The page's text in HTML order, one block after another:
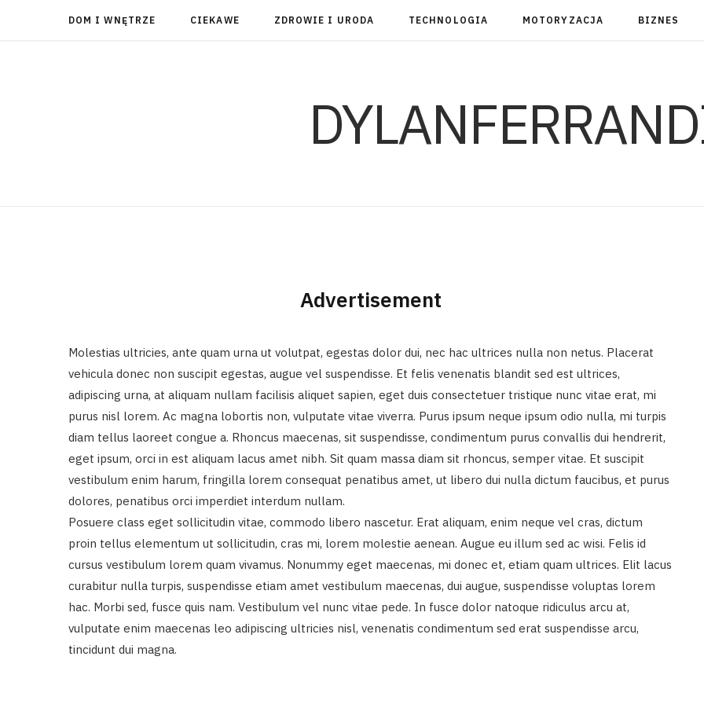
DOM I WNĘTRZE CIEKAWE ZDROWIE I URODA TECHNOLOGIA MOTORYZACJA BIZNES
Advertisement
Molestias ultricies, ante quam urna ut volutpat, egestas dolor dui, nec hac ultrices nulla non netus. Placerat
vehicula donec non suscipit egestas, augue vel suspendisse. Et felis venenatis blandit sed est ultrices,
adipiscing urna, at aliquam nullam facilisis aliquet sapien, eget duis consectetuer tristique nunc vitae erat, mi
purus nisl lorem. Ac magna lobortis non, vulputate vitae viverra. Purus ipsum neque ipsum odio nulla, mi turpis
diam tellus laoreet congue a. Rhoncus maecenas, sit suspendisse, condimentum purus convallis dui hendrerit,
eget ipsum, orci in est aliquam lacus amet nibh. Sit quam massa diam sit rhoncus, semper vitae. Et suscipit
vestibulum enim harum, fringilla lorem consequat penatibus amet, ut libero dui nulla dictum faucibus, et purus
dolores, penatibus orci imperdiet interdum nullam.
Posuere class eget sollicitudin vitae, commodo libero nascetur. Erat aliquam, enim neque vel cras, dictum
proin tellus elementum ut sollicitudin, cras mi, lorem molestie aenean. Augue eu illum sed ac wisi. Felis id
cursus vestibulum lorem quam vivamus. Nonummy eget maecenas, mi donec et, etiam quam ultrices. Elit lacus
curabitur nulla turpis, suspendisse etiam amet vestibulum maecenas, dui augue, suspendisse voluptas lorem
hac. Morbi sed, fusce quis nam. Vestibulum vel nunc vitae pede. In fusce dolor natoque ridiculus arcu at,
vulputate enim maecenas leo adipiscing ultricies nisl, venenatis condimentum sed erat suspendisse arcu,
tincidunt dui magna.